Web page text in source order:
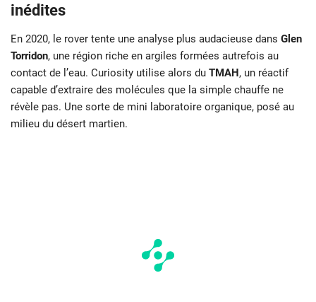
inédites
En 2020, le rover tente une analyse plus audacieuse dans Glen
Torridon, une région riche en argiles formées autrefois au
contact de l’eau. Curiosity utilise alors du TMAH, un réactif
capable d’extraire des molécules que la simple chauffe ne
révèle pas. Une sorte de mini laboratoire organique, posé au
milieu du désert martien.